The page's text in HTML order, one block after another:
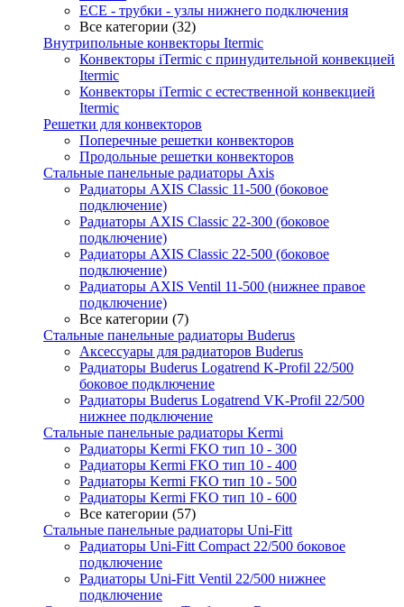
ECE - трубки - узлы нижнего подключения
Все категории (32)
Внутрипольные конвекторы Itermic
Конвекторы iTermic c принудительной конвекцией
Itermic
Конвекторы iTermic с естественной конвекцией
Itermic
Решетки для конвекторов
Поперечные решетки конвекторов
Продольные решетки конвекторов
Стальные панельные радиаторы Axis
Радиаторы AXIS Classic 11-500 (боковое
подключение)
Радиаторы AXIS Classic 22-300 (боковое
подключение)
Радиаторы AXIS Classic 22-500 (боковое
подключение)
Радиаторы AXIS Ventil 11-500 (нижнее правое
подключение)
Все категории (7)
Стальные панельные радиаторы Buderus
Аксессуары для радиаторов Buderus
Радиаторы Buderus Logatrend K-Profil 22/500
боковое подключение
Радиаторы Buderus Logatrend VK-Profil 22/500
нижнее подключение
Стальные панельные радиаторы Kermi
Радиаторы Kermi FKO тип 10 - 300
Радиаторы Kermi FKO тип 10 - 400
Радиаторы Kermi FKO тип 10 - 500
Радиаторы Kermi FKO тип 10 - 600
Все категории (57)
Стальные панельные радиаторы Uni-Fitt
Радиаторы Uni-Fitt Compact 22/500 боковое
подключение
Радиаторы Uni-Fitt Ventil 22/500 нижнее
подключение